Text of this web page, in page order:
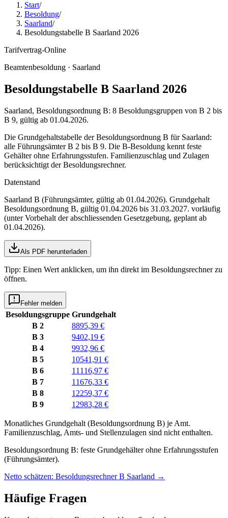
Start/
Besoldung/
Saarland/
Besoldungstabelle B Saarland 2026
Tarifvertrag-Online
Beamtenbesoldung · Saarland
Besoldungstabelle B Saarland 2026
Saarland, Besoldungsordnung B: 8 Besoldungsgruppen von B 2 bis
B 9, gültig ab 01.04.2026.
Die Grundgehaltstabelle der Besoldungsordnung B für Saarland:
alle Führungsämter B 2 bis B 9. Die B-Besoldung kennt feste
Gehälter ohne Erfahrungsstufen. Familienzuschlag und Zulagen
berücksichtigt der Besoldungsrechner.
Datenstand
Saarland B (Führungsämter, gültig ab 01.04.2026). Grundgehalt
Besoldungsordnung B, gültig 01.04.2026 bis 31.03.2027. vorläufig
(unter Vorbehalt der abschliessenden Gesetzgebung, geplant ab
01.04.2026).
Als PDF herunterladen
Tipp: Einen Wert anklicken, um ihn direkt im Besoldungsrechner zu
öffnen.
Fehler melden
Besoldungsgruppe Grundgehalt
B 2
8895,39 €
B 3
9402,19 €
B 4
9932,96 €
B 5
10541,91 €
B 6
11116,97 €
B 7
11676,33 €
B 8
12259,37 €
B 9
12983,28 €
Monatliches Grundgehalt (Besoldungsordnung B) je Amt.
Familienzuschlag, Amts- und Stellenzulagen sind nicht enthalten.
Besoldungsordnung B: feste Grundgehälter ohne Erfahrungsstufen
(Führungsämter).
Netto schätzen: Besoldungsrechner B Saarland →
Häufige Fragen